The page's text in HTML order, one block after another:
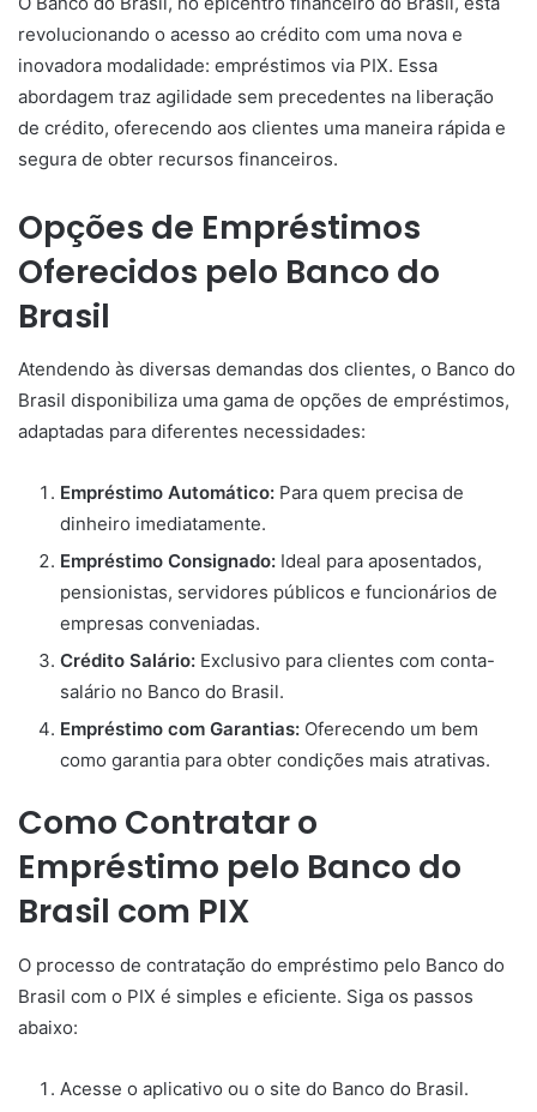
revolucionando o acesso ao crédito com uma nova e
inovadora modalidade: empréstimos via PIX. Essa
abordagem traz agilidade sem precedentes na liberação
de crédito, oferecendo aos clientes uma maneira rápida e
segura de obter recursos financeiros.
Opções de Empréstimos
Oferecidos pelo Banco do
Brasil
Atendendo às diversas demandas dos clientes, o Banco do
Brasil disponibiliza uma gama de opções de empréstimos,
adaptadas para diferentes necessidades:
Empréstimo Automático: Para quem precisa de
dinheiro imediatamente.
Empréstimo Consignado: Ideal para aposentados,
pensionistas, servidores públicos e funcionários de
empresas conveniadas.
Crédito Salário: Exclusivo para clientes com conta-
salário no Banco do Brasil.
Empréstimo com Garantias: Oferecendo um bem
como garantia para obter condições mais atrativas.
Como Contratar o
Empréstimo pelo Banco do
Brasil com PIX
O processo de contratação do empréstimo pelo Banco do
Brasil com o PIX é simples e eficiente. Siga os passos
abaixo:
Acesse o aplicativo ou o site do Banco do Brasil.